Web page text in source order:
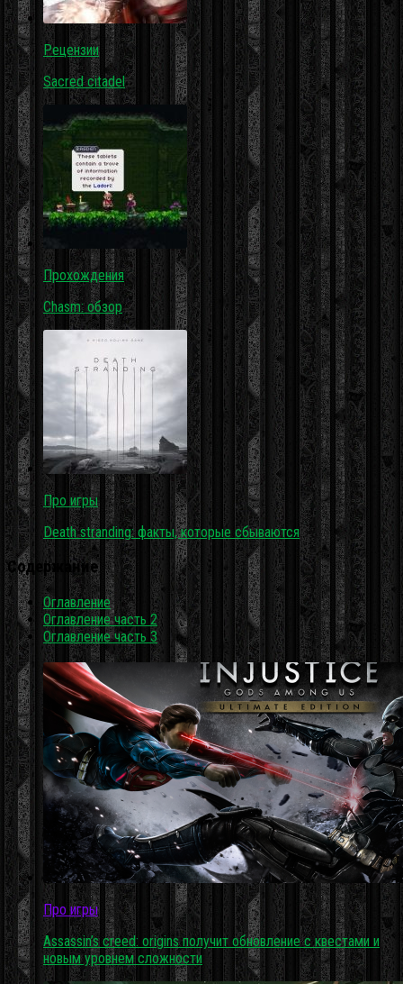
Рецензии
Sacred citadel
Прохождения
Chasm: обзор
Про игры
Death stranding: факты, которые сбываются
Содержание
Оглавление
Оглавление часть 2
Оглавление часть 3
Про игры
Assassin’s creed: origins получит обновление с квестами и
новым уровнем сложности